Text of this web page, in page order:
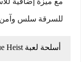
للسرقة سلس
أسلحة لعبة Rogue Heist